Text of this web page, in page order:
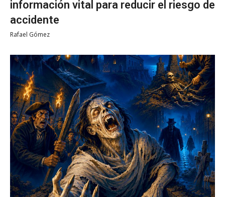
información vital para reducir el riesgo de
accidente
Rafael Gómez